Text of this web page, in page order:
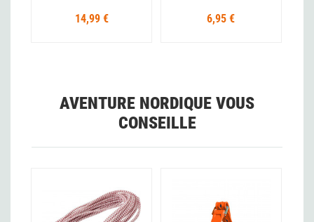
14,99 €
6,95 €
AVENTURE NORDIQUE VOUS
CONSEILLE